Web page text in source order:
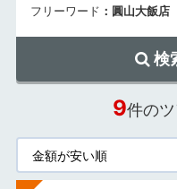
フリーワード ：圓山大飯
検
9件の